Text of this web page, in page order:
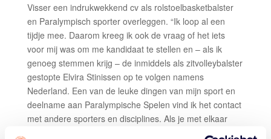
Visser een indrukwekkend cv als rolstoelbasketbalster
en Paralympisch sporter overleggen. “Ik loop al een
tijdje mee. Daarom kreeg ik ook de vraag of het iets
voor mij was om me kandidaat te stellen en – als ik
genoeg stemmen krijg – de inmiddels als zitvolleybalster
gestopte Elvira Stinissen op te volgen namens
Nederland. Een van de leuke dingen van mijn sport en
deelname aan Paralympische Spelen vind ik het contact
met andere sporters en disciplines. Als je met elkaar
praat kom je erachter dat je vaak tegen dezelfde zaken